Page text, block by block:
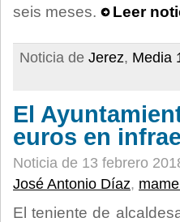
seis meses.
Leer
Noticia de Jerez, Media
El
euros en
Noticia de 13 febrero
José Antonio Díaz,
El teniente de